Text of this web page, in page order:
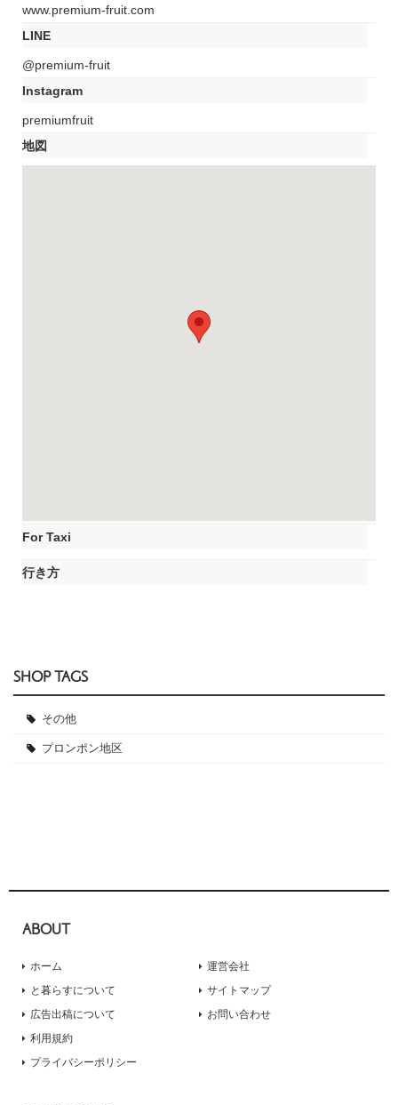
www.premium-fruit.com
LINE
@premium-fruit
Instagram
premiumfruit
地図
For Taxi
行き方
SHOP TAGS
その他
プロンポン地区
ABOUT
ホーム
と暮らすについて
広告出稿について
運営会社
サイトマップ
お問い合わせ
利用規約
プライバシーポリシー